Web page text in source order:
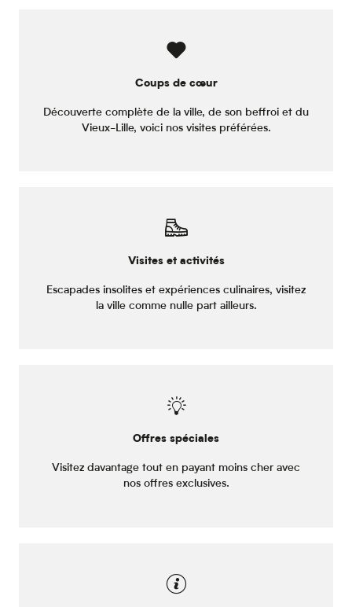
Coups de cœur
Découverte complète de la ville, de son beffroi et du
Vieux-Lille, voici nos visites préférées.
Visites et activités
Escapades insolites et expériences culinaires, visitez
la ville comme nulle part ailleurs.
Offres spéciales
Visitez davantage tout en payant moins cher avec
nos offres exclusives.